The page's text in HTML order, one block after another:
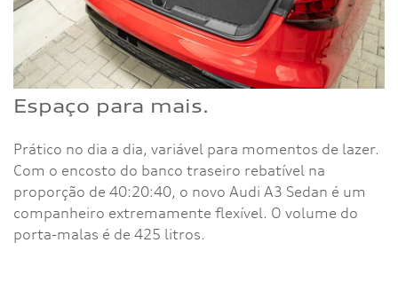
Espaço para mais.
Prático no dia a dia, variável para momentos de lazer.
Com o encosto do banco traseiro rebatível na
proporção de 40:20:40, o novo Audi A3 Sedan é um
companheiro extremamente flexível. O volume do
porta-malas é de 425 litros.